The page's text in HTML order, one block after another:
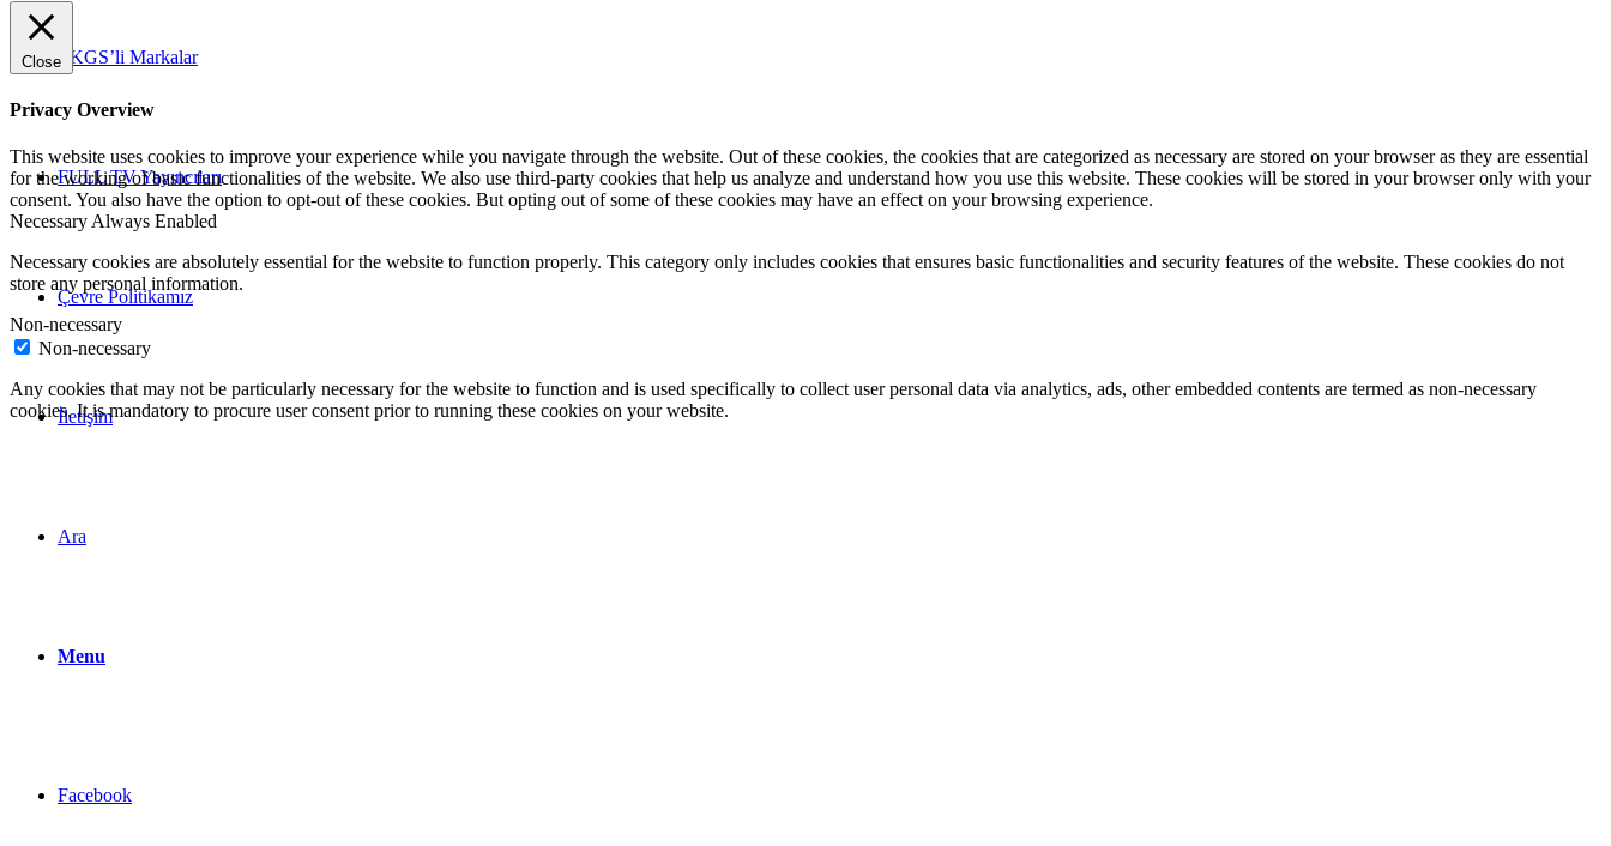
TKGS’li Markalar
FULL TV Yayıncıları
Çevre Politikamız
İletişim
Ara
Menu
Facebook
Close
Privacy Overview
This website uses cookies to improve your experience while you navigate through the website. Out of these cookies, the cookies that are categorized as necessary are stored on your browser as they are essential
for the working of basic functionalities of the website. We also use third-party cookies that help us analyze and understand how you use this website. These cookies will be stored in your browser only with your
consent. You also have the option to opt-out of these cookies. But opting out of some of these cookies may have an effect on your browsing experience.
Necessary Always Enabled
Necessary cookies are absolutely essential for the website to function properly. This category only includes cookies that ensures basic functionalities and security features of the website. These cookies do not
store any personal information.
Non-necessary
Non-necessary
Any cookies that may not be particularly necessary for the website to function and is used specifically to collect user personal data via analytics, ads, other embedded contents are termed as non-necessary
cookies. It is mandatory to procure user consent prior to running these cookies on your website.